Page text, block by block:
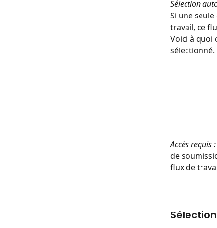
Sélection
Si une
travail, ce
Voici à quoi
sélectionné.
Accès requis :
de
flux de